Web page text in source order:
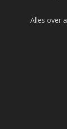
Alles over